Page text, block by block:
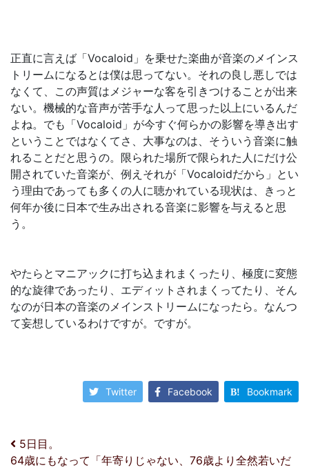
正直に言えば「Vocaloid」を乗せた楽曲が音楽のメインス
トリームになるとは僕は思ってない。それの良し悪しでは
なくて、この声質はメジャーな客を引きつけることが出来
ない。機械的な音声が苦手な人って思った以上にいるんだ
よね。でも「Vocaloid」が今すぐ何らかの影響を導き出す
ということではなくてさ、大事なのは、そういう音楽に触
れることだと思うの。限られた場所で限られた人にだけ公
開されていた音楽が、例えそれが「Vocaloidだから」とい
う理由であっても多くの人に聴かれている現状は、きっと
何年か後に日本で生み出される音楽に影響を与えると思
う。
やたらとマニアックに打ち込まれまくったり、極度に変態
的な旋律であったり、エディットされまくってたり、そん
なのが日本の音楽のメインストリームになったら。なんつ
て妄想しているわけですが。ですが。
Twitter Facebook Bookmark
投稿ナビゲーション
5日目。
64歳にもなって「年寄りじゃない、76歳より全然若いだ